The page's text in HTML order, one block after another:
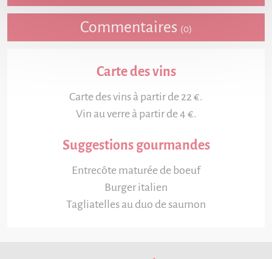
Commentaires (0)
Carte des vins
Carte des vins à partir de 22 €.
Vin au verre à partir de 4 €.
Suggestions gourmandes
Entrecôte maturée de boeuf
Burger italien
Tagliatelles au duo de saumon